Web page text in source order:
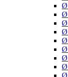
Ø
Ø
Ø
Ø
Ø
Ø
Ø
Ø
Ø